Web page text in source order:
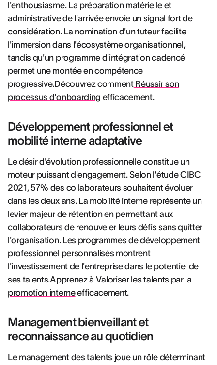
l'enthousiasme. La préparation matérielle et
administrative de l'arrivée envoie un signal fort de
considération. La nomination d'un tuteur facilite
l'immersion dans l'écosystème organisationnel,
tandis qu'un programme d'intégration cadencé
permet une montée en compétence
progressive.Découvrez commentRéussir son
processus d'onboarding efficacement.
Développement professionnel et
mobilité interne adaptative
Le désir d'évolution professionnelle constitue un
moteur puissant d'engagement. Selon l'étude CIBC
2021, 57% des collaborateurs souhaitent évoluer
dans les deux ans. La mobilité interne représente un
levier majeur de rétention en permettant aux
collaborateurs de renouveler leurs défis sans quitter
l'organisation. Les programmes de développement
professionnel personnalisés montrent
l'investissement de l'entreprise dans le potentiel de
ses talents.Apprenez à Valoriser les talents par la
promotion interneefficacement.
Management bienveillant et
reconnaissance au quotidien
Le management des talents joue un rôle déterminant